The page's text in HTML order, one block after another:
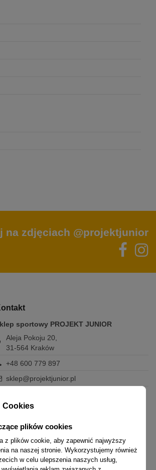
na zdjęciach @projektjunior
sportowy PROJEKT JUNIOR
Aleja Pokoju 20,
31-564 Kraków
+48 600 779 897
sklep@projektjunior.pl
- piątek: 11.00-19.00
(każda): nieczynne
odpowiadamy na wiadomości SMS. W
dotyczących zamówień i oferty
o kontakt mailowy, telefoniczny lub
Cookies
plików cookies
z plików cookie, aby zapewnić najwyższy
na naszej stronie. Wykorzystujemy również
w celu ulepszenia naszych usług,